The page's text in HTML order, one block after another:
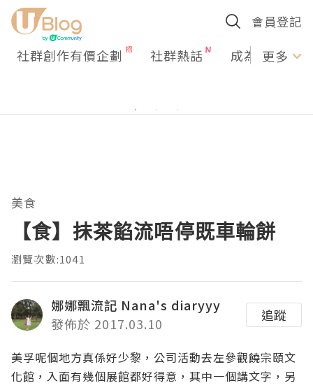
會員登記
社群創作有價企劃 社群熱話 成為U更多
美食
【食】抺茶餡流唔停既車輪餅
瀏覽次數:1041
娜娜飄流記 Nana's diaryyy
發佈於 2017.03.10
追蹤
美孚呢個地方真係好少黎，公司活動去左參觀饒宗頤文
化館，入面有幾個展館都好得意，其中一個講文字，另